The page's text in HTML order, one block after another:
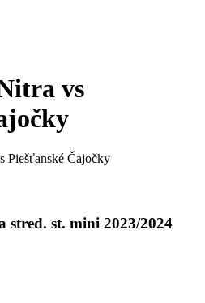
vs
Piešťanské Čajočky
stred. st. mini 2023/2024